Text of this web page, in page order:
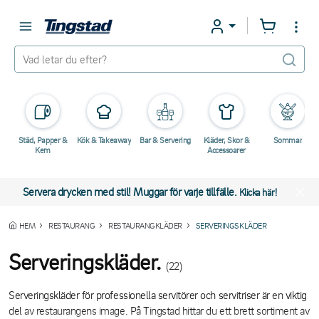
Städ, Papper &
Kem
Kök & Takeaway Bar & Servering
Kläder, Skor &
Accessoarer
Sommar
Servera drycken med stil! Muggar för varje tillfälle. Klicka här!
HEM RESTAURANG RESTAURANGKLÄDER SERVERINGSKLÄDER
Serveringskläder. (22)
Serveringskläder för professionella servitörer och servitriser är en viktig
del av restaurangens image. På Tingstad hittar du ett brett sortiment av